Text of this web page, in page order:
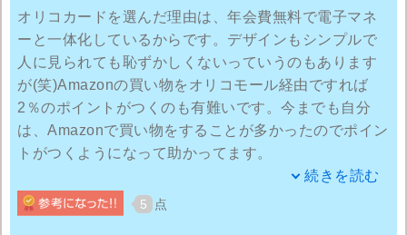
オリコカードを選んだ理由は、年会費無料で電子マネ
ーと一体化しているからです。デザインもシンプルで
人に見られても恥ずかしくないっていうのもあります
が(笑)Amazonの買い物をオリコモール経由ですれば
2％のポイントがつくのも有難いです。今までも自分
は、Amazonで買い物をすることが多かったのでポイン
トがつくようになって助かってます。
しかも、楽天やYahoo!ショッピングのポイントとも交
換できて便利そうです。楽天カードは楽天ポイントに
続きを読む
5 点